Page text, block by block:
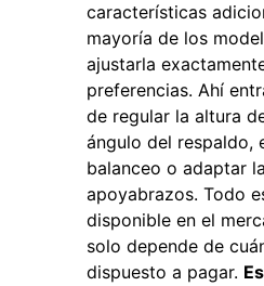
características
mayoría de los
ajustarla
preferencias. Ahí
de regular la altura
ángulo del respaldo,
balanceo o adaptar
apoyabrazos. Todo
disponible en el
solo depende de
dispuesto a pagar.